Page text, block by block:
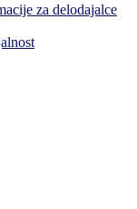
za delodajalce